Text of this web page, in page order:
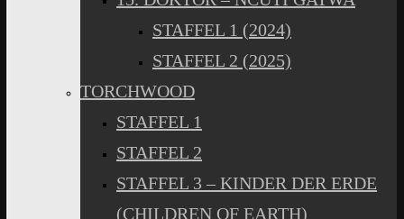
STAFFEL 1 (2024)
STAFFEL 2 (2025)
TORCHWOOD
STAFFEL 1
STAFFEL 2
STAFFEL 3 – KINDER DER ERDE
(CHILDREN OF EARTH)